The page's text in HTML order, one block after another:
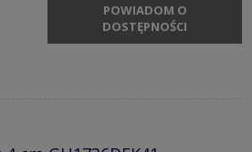
POWIADOM O
DOSTĘPNOŚCI